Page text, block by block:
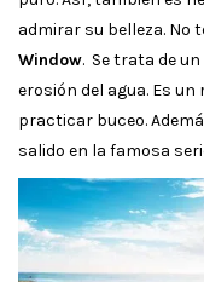
admirar su belleza. No
Window. Se trata de
erosión del agua. Es
practicar buceo.
salido en la famosa